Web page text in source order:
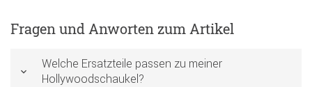
Fragen und Anworten zum Artikel
Welche Ersatzteile passen zu meiner
Hollywoodschaukel?